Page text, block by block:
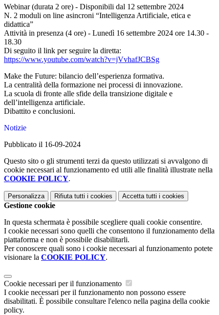
Webinar (durata 2 ore) - Disponibili dal 12 settembre 2024
N. 2 moduli on line asincroni “Intelligenza Artificiale, etica e
didattica”
Attività in presenza (4 ore) - Lunedì 16 settembre 2024 ore 14.30 -
18.30
Di seguito il link per seguire la diretta:
https://www.youtube.com/watch?v=jVvhafJCBSg
Make the Future: bilancio dell’esperienza formativa.
La centralità della formazione nei processi di innovazione.
La scuola di fronte alle sfide della transizione digitale e
dell’intelligenza artificiale.
Dibattito e conclusioni.
Notizie
Pubblicato il 16-09-2024
Questo sito o gli strumenti terzi da questo utilizzati si avvalgono di
cookie necessari al funzionamento ed utili alle finalità illustrate nella
COOKIE POLICY.
Personalizza Rifiuta tutti i cookies Accetta tutti i cookies
Gestione cookie
In questa schermata è possibile scegliere quali cookie consentire.
I cookie necessari sono quelli che consentono il funzionamento della
piattaforma e non è possibile disabilitarli.
Per conoscere quali sono i cookie necessari al funzionamento potete
visionare la COOKIE POLICY.
Cookie necessari per il funzionamento
I cookie necessari per il funzionamento non possono essere
disabilitati. È possibile consultare l'elenco nella pagina della cookie
policy.